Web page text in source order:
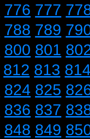
776 777
788 789
800 801
812 813
824 825
836 837
848 849